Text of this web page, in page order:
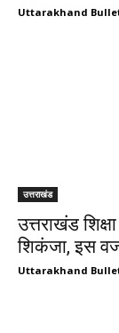
Uttarakhand
उत्तराखंड
उत्तराखंड
शिकंजा, इस
Uttarakhand